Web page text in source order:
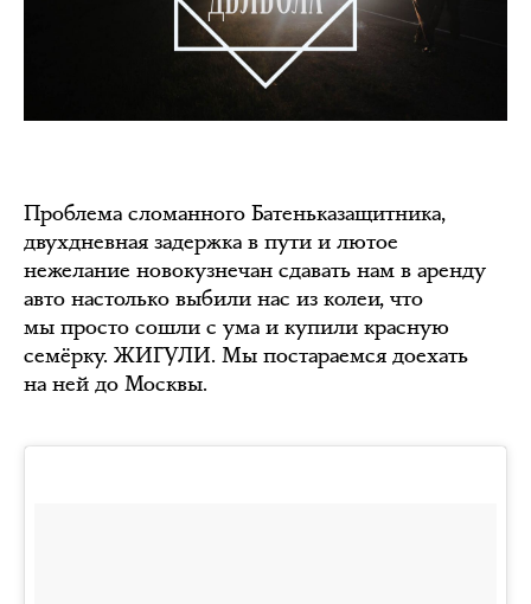
Проблема сломанного Батеньказащитника,
двухдневная задержка в пути и лютое
нежелание новокузнечан сдавать нам в аренду
авто настолько выбили нас из колеи, что
мы просто сошли с ума и купили красную
семёрку. ЖИГУЛИ. Мы постараемся доехать
на ней до Москвы.